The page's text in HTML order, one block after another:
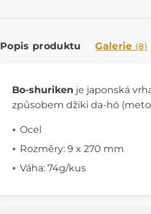
Popis produktu Galerie (8)
Bo-shuriken je japonská
způsobem džiki da-hó
Ocel
Rozměry: 9 x 270 mm
Váha: 74g/kus